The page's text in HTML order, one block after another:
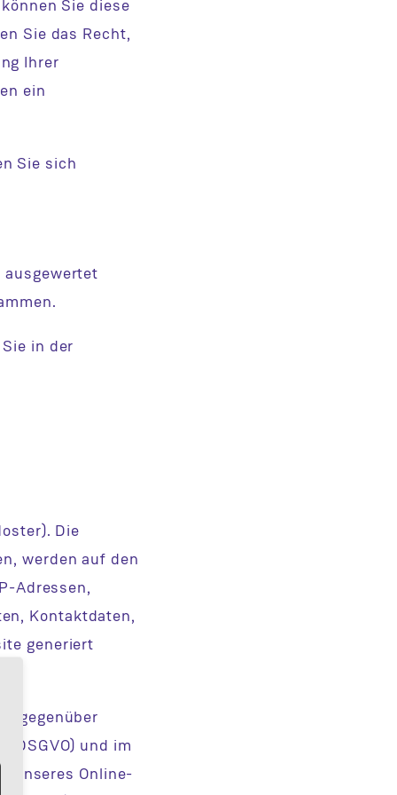
Sie diese
Sie das Recht,
Ihrer
ein
Sie sich
in der
Die
werden auf den
Adressen,
Kontaktdaten,
generiert
gegenüber
DSGVO) und im
unseres Online-